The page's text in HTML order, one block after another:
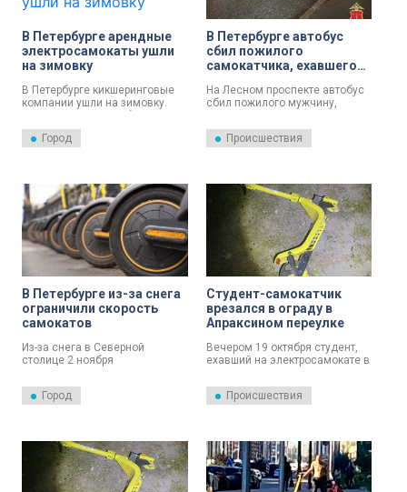
В Петербурге арендные
электросамокаты ушли
на зимовку
В Петербурге кикшеринговые
компании ушли на зимовку.
Соответствующие объявления
появились в приложениях
сервисов по аренде
Город
В Петербурге автобус
сбил пожилого
самокатчика, ехавшего
На Лесном проспекте автобус
сбил пожилого мужчину,
на запрещающий сигнал
светофора.
Происшествия
В Петербурге из-за снега
ограничили скорость
самокатов
Из-за снега в Северной
столице 2 ноября
ограничили скорость
электросамокатов.
Город
Студент-самокатчик
врезался в ограду в
Апраксином переулке
Вечером 19 октября студент,
ехавший на электросамокате в
врезался в ограждение и
получил травмы.
Происшествия